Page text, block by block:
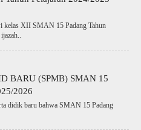
kelas XII SMAN 15 Padang Tahun
BARU (SPMB) SMAN 15
2026
didik baru bahwa SMAN 15 Padang